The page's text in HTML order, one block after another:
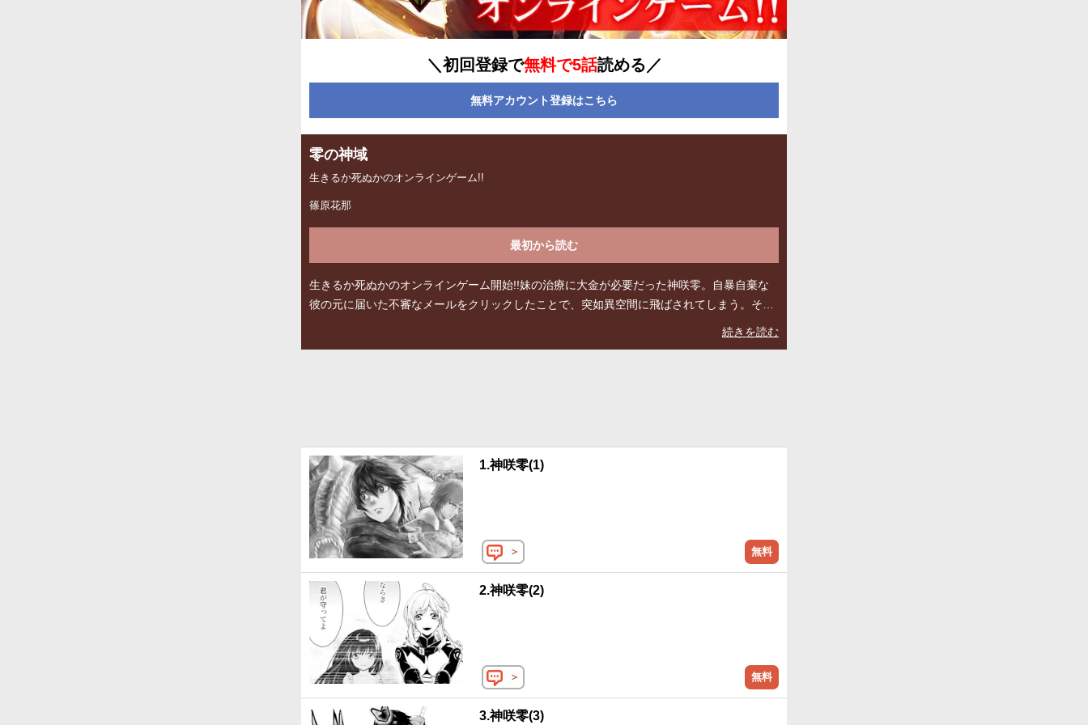
＼初回登録で無料で5話読める／
無料アカウント登録はこちら
零の神域
生きるか死ぬかのオンラインゲーム!!
篠原花那
最初から読む
生きるか死ぬかのオンラインゲーム開始!!妹の治療に大金が必要だった神咲零。自暴自棄な
彼の元に届いた不審なメールをクリックしたことで、突如異空間に飛ばされてしまう。そこ
続きを読む
1.神咲零(1)
＞ 無料
2.神咲零(2)
＞ 無料
3.神咲零(3)